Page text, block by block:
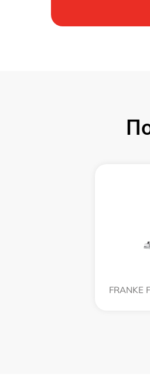
FRANKE